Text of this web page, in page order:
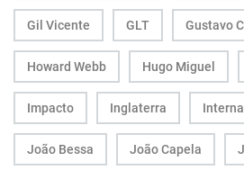
Gil Vicente GLT Gustavo
Howard Webb Hugo Miguel
Impacto Inglaterra
João Bessa João Capela